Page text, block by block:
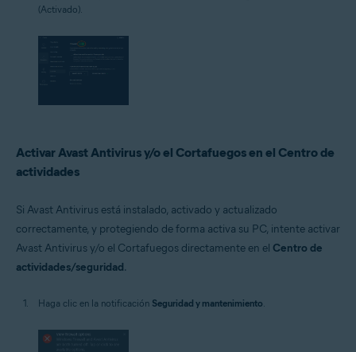
(Activado).
Activar Avast Antivirus y/o el Cortafuegos en el Centro de
actividades
Si Avast Antivirus está instalado, activado y actualizado
correctamente, y protegiendo de forma activa su PC, intente activar
Avast Antivirus y/o el Cortafuegos directamente en el Centro de
actividades/seguridad.
Haga clic en la notificación Seguridad y mantenimiento.